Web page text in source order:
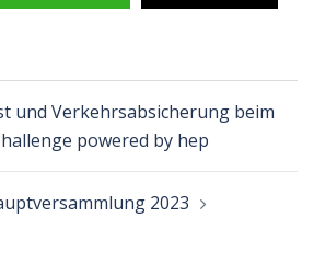
und Verkehrsabsicherung beim
powered by hep
2023